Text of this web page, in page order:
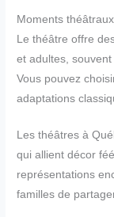
Moments
Le théâtre offre
et adultes,
Vous pouvez
adaptations
Les théâtres à
qui allient décor
représentations
familles de